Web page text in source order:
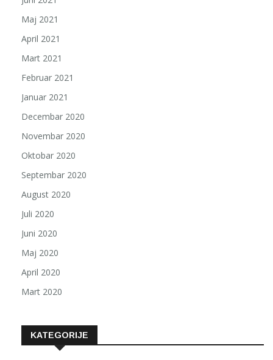
Maj 2021
April 2021
Mart 2021
Februar 2021
Januar 2021
Decembar 2020
Novembar 2020
Oktobar 2020
Septembar 2020
August 2020
Juli 2020
Juni 2020
Maj 2020
April 2020
Mart 2020
KATEGORIJE